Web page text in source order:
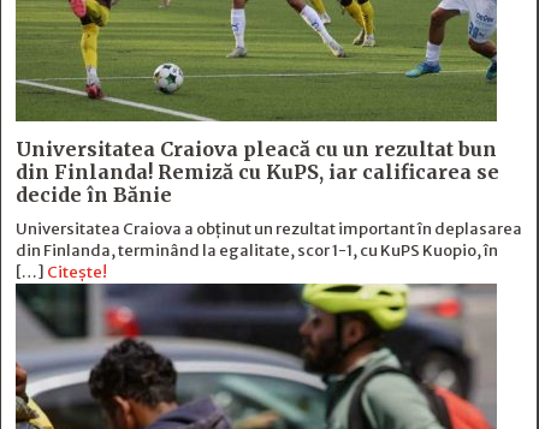
Universitatea Craiova pleacă cu un rezultat bun
din Finlanda! Remiză cu KuPS, iar calificarea se
decide în Bănie
Universitatea Craiova a obținut un rezultat important în deplasarea
din Finlanda, terminând la egalitate, scor 1-1, cu KuPS Kuopio, în
[…] Citește!